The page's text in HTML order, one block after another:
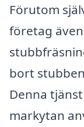
Förutom
företag
bort
Denna
markytan